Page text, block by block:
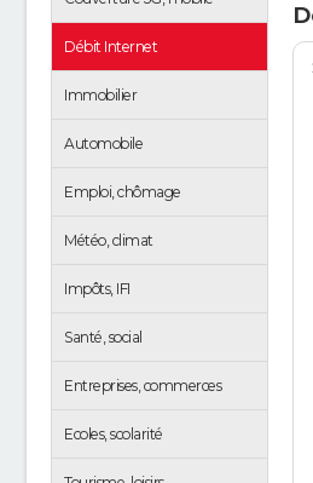
Débit Internet
Immobilier
Automobile
Emploi, chômage
Météo, climat
Impôts, IFI
Santé, social
Entreprises, commerces
Ecoles, scolarité